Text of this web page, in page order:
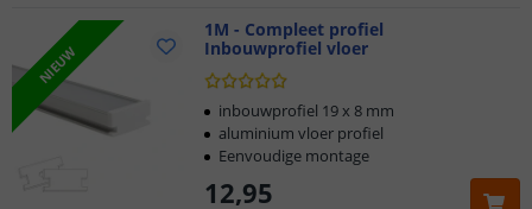
Compleet met afdekkap en eindkapjes
NIEUW
1M - Compleet profiel
Inbouwprofiel vloer
12,95
inbouwprofiel 19 x 8 mm
aluminium vloer profiel
Eenvoudige montage